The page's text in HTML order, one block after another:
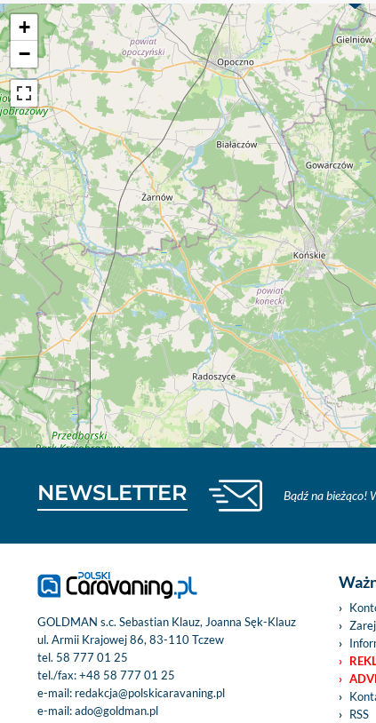
+
−
NEWSLETTER Bądź na bieżąco!
GOLDMAN s.c. Sebastian Klauz, Joanna Sęk-Klauz
ul. Armii Krajowej 86, 83-110 Tczew
tel. 58 777 01 25
tel./fax:+48 58 777 01 25
e-mail: redakcja@polskicaravaning.pl
e-mail:ado@goldman.pl
RSS